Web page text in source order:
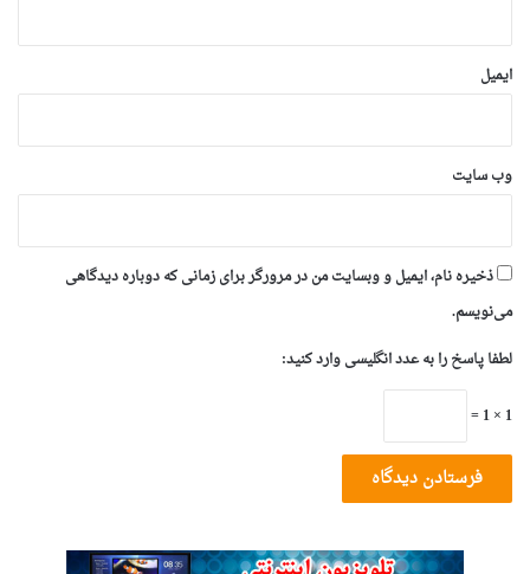
ایمیل
وب‌ سایت
ذخیره نام، ایمیل و وبسایت من در مرورگر برای زمانی که دوباره دیدگاهی
می‌نویسم.
لطفا پاسخ را به عدد انگلیسی وارد کنید:
1 × 1 =